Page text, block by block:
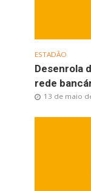
ESTADÃO
Desenrola
rede
13 de maio